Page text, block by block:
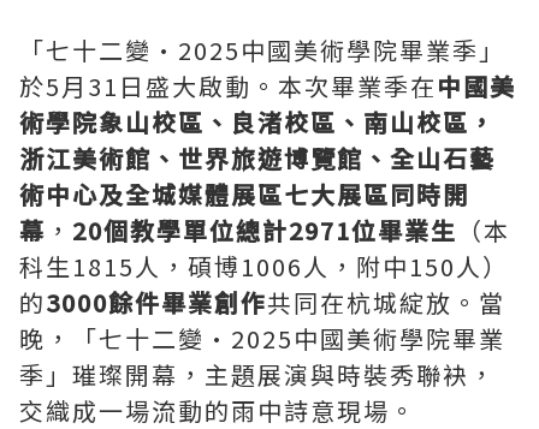
「七十二變•2025中國美術學院畢業季」
於5月31日盛大啟動。本次畢業季在中國美
術學院象山校區、良渚校區、南山校區，
浙江美術館、世界旅遊博覽館、全山石藝
術中心及全城媒體展區七大展區同時開
幕 ， 20個教學單位總計2971位畢業生 （本
科生1815人，碩博1006人，附中150人）
的3000餘件畢業創作共同在杭城綻放。當
晚，「七十二變•2025中國美術學院畢業
季」璀璨開幕，主題展演與時裝秀聯袂，
交織成一場流動的雨中詩意現場。